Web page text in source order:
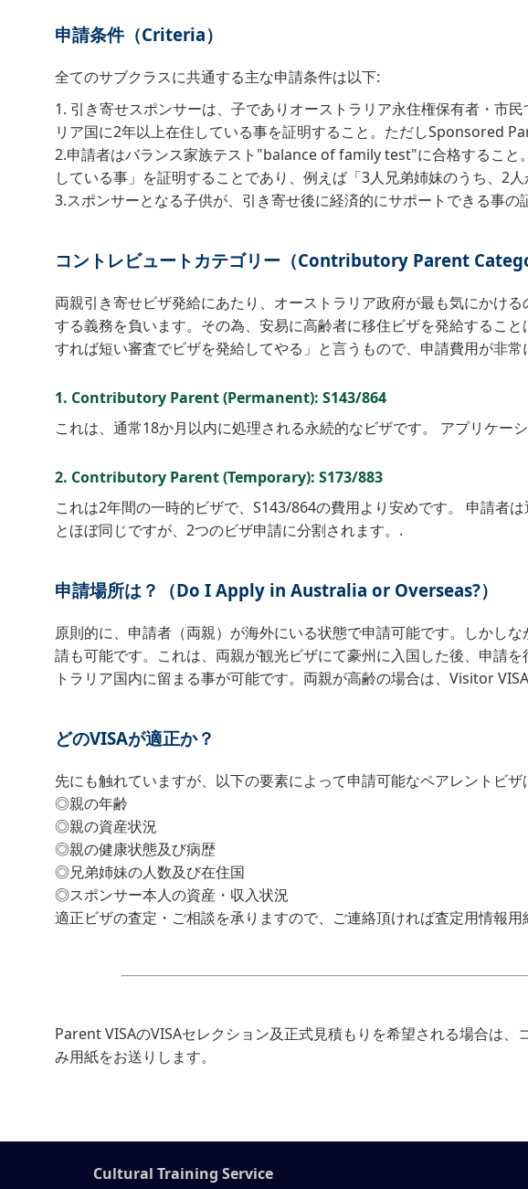
申請条件（Criteria）
全てのサブクラスに共通する主な申請条件は以下:
1. 引き寄せスポンサーは、子でありオーストラリア永住権保有者・市
リア国に2年以上在住している事を証明すること。ただしSponsored
2.申請者はバランス家族テスト"balance of family test"に合格すること
している事」を証明することであり、例えば「3人兄弟姉妹のうち、2
3.スポンサーとなる子供が、引き寄せ後に経済的にサポートできる事
コントレビュートカテゴリー（Contributory Parent
両親引き寄せビザ発給にあたり、オーストラリア政府が最も気にかけ
する義務を負います。その為、安易に高齢者に移住ビザを発給するこ
すれば短い審査でビザを発給してやる」と言うもので、申請費用が非
1. Contributory Parent (Permanent): S143/864
これは、通常18か月以内に処理される永続的なビザです。 アプリケー
2. Contributory Parent (Temporary): S173/883
これは2年間の一時的ビザで、S143/864の費用より安めです。 申請者
とほぼ同じですが、2つのビザ申請に分割されます。.
申請場所は？（Do I Apply in Australia or Overseas?）
原則的に、申請者（両親）が海外にいる状態で申請可能です。しかし
請も可能です。これは、両親が観光ビザにて豪州に入国した後、申請
トラリア国内に留まる事が可能です。両親が高齢の場合は、Visitor
どのVISAが適正か？
先にも触れていますが、以下の要素によって申請可能なペアレントビザ
◎親の年齢
◎親の資産状況
◎親の健康状態及び病歴
◎兄弟姉妹の人数及び在住国
◎スポンサー本人の資産・収入状況
適正ビザの査定・ご相談を承りますので、ご連絡頂ければ査定用情報用
Parent VISAのVISAセレクション及正式見積もりを希望される場合は
み用紙をお送りします。
Cultural Training Service